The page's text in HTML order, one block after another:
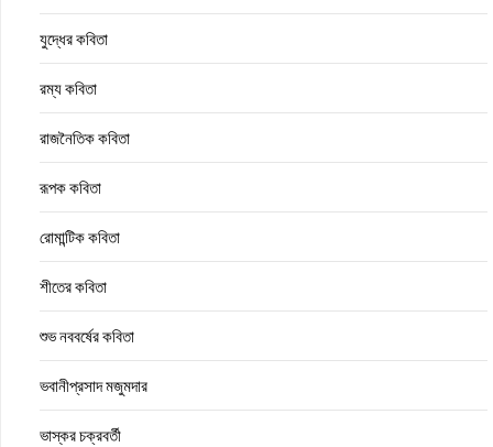
যুদ্ধের কবিতা
রম্য কবিতা
রাজনৈতিক কবিতা
রূপক কবিতা
রোমান্টিক কবিতা
শীতের কবিতা
শুভ নববর্ষের কবিতা
ভবানীপ্রসাদ মজুমদার
ভাস্কর চক্রবর্তী